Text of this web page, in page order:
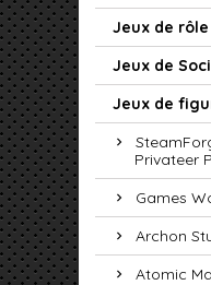
Jeux de rôle
Jeux de
Jeux de
Privateer
Games
Archon
Atomic